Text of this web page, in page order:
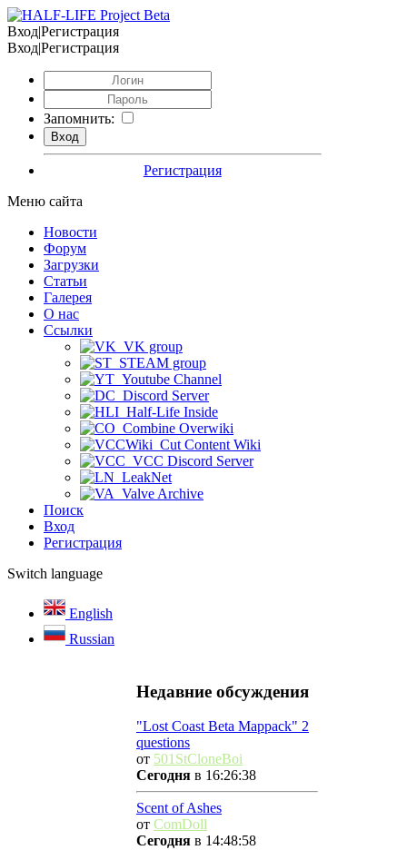
Вход|Регистрация
Вход|Регистрация
Запомнить:
Регистрация
Меню сайта
Новости
Форум
Загрузки
Статьи
Галерея
О нас
Ссылки
VK group
STEAM group
Youtube Channel
Discord Server
Half-Life Inside
Combine Overwiki
Cut Content Wiki
VCC Discord Server
LeakNet
Valve Archive
Поиск
Вход
Регистрация
Switch language
English
Russian
Недавние обсуждения
"Lost Coast Beta Mappack" 2
questions
от 501StCloneBoi
Сегодня в 16:26:38
Scent of Ashes
от ComDoll
Сегодня в 14:48:58